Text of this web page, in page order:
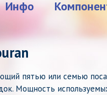
Инфо
пятью или семью
Мощность